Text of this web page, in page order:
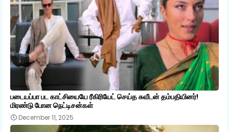
படையப்பா பட காட்சியையே ரீகிரியேட் செய்த சுவீடன் தம்பதியினர்!
மிரண்டு போன நெட்டிசன்கள்
December 11, 2025